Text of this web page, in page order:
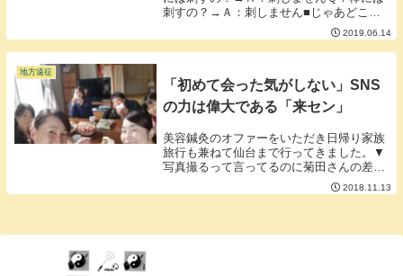
刺すの？→Ａ：刺しません■じゃあどこに
刺すんじゃい！勃起不全の鍼治療は玉や袋
や棒には刺しません。ではどのようなメカ
ニズムを狙い治療をするのでしょう。治療
2019.06.14
地方遠征
「初めて会った気がしない」SNS
の力は偉大である「来セン」
美容鍼灸のオファーをいただき日帰り家族
旅行も兼ねて仙台まで行ってきました。▼
写真撮るって言ってるのに菊田さんの差し
入れの肉まんを夫婦でほおばるの図。菊田
さんはこの日、みんなの為に店頭に並ぶ全
2018.11.13